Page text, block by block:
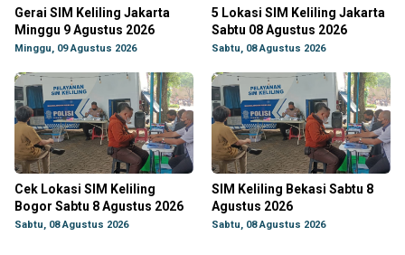
Gerai SIM Keliling Jakarta
Minggu 9 Agustus 2026
Minggu, 09 Agustus 2026
5 Lokasi SIM Keliling Jakarta
Sabtu 08 Agustus 2026
Sabtu, 08 Agustus 2026
Cek Lokasi SIM Keliling
Bogor Sabtu 8 Agustus 2026
Sabtu, 08 Agustus 2026
SIM Keliling Bekasi Sabtu 8
Agustus 2026
Sabtu, 08 Agustus 2026